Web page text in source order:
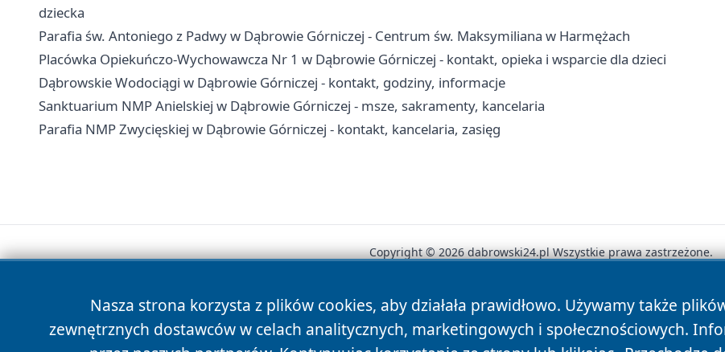
dziecka
Parafia św. Antoniego z Padwy w Dąbrowie Górniczej - Centrum św. Maksymiliana w Harmężach
Placówka Opiekuńczo-Wychowawcza Nr 1 w Dąbrowie Górniczej - kontakt, opieka i wsparcie dla dzieci
Dąbrowskie Wodociągi w Dąbrowie Górniczej - kontakt, godziny, informacje
Sanktuarium NMP Anielskiej w Dąbrowie Górniczej - msze, sakramenty, kancelaria
Parafia NMP Zwycięskiej w Dąbrowie Górniczej - kontakt, kancelaria, zasięg
Nasza strona korzysta z plików cookies, aby działała prawidłowo. Używamy także
zewnętrznych dostawców w celach analitycznych, marketingowych i społecznościowych.
Copyright © 2026 dabrowski24.pl Wszystkie prawa zastrzeżone.
News Autorzy Polityka Prywatności Polityka Cookies